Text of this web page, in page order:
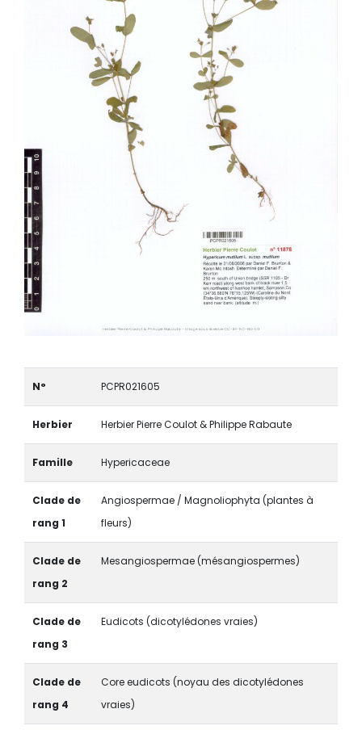
N° PCPR021605
Herbier Herbier Pierre Coulot & Philippe Rabaute
Famille Hypericaceae
Clade de
rang 1
Angiospermae / Magnoliophyta (plantes à
fleurs)
Clade de
rang 2
Mesangiospermae (mésangiospermes)
Clade de
rang 3
Eudicots (dicotylédones vraies)
Clade de
rang 4
Core eudicots (noyau des dicotylédones
vraies)